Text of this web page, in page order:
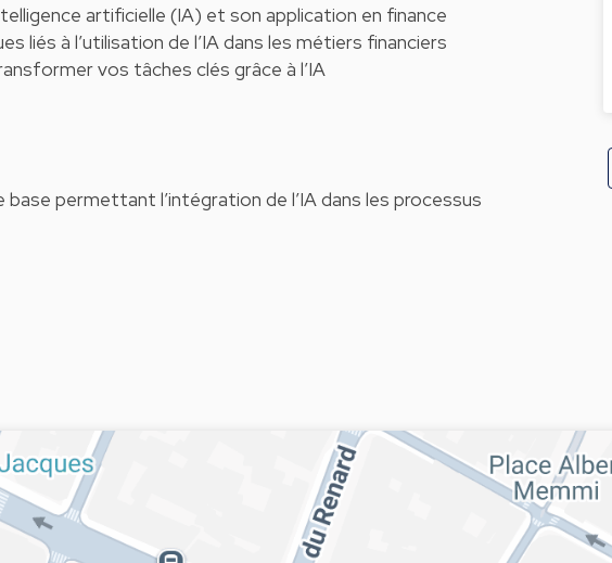
artificielle (IA) et son application en finance
liés à l’utilisation de l’IA dans les métiers financiers
vos tâches clés grâce à l’IA
permettant l’intégration de l’IA dans les processus